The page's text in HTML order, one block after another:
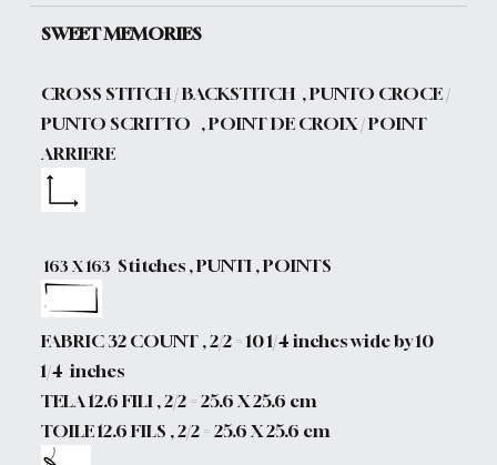
SWEET MEMORIES
CROSS STITCH / BACKSTITCH , PUNTO CROCE /
PUNTO SCRITTO , POINT DE CROIX / POINT
ARRIERE
163 X 163 Stitches , PUNTI , POINTS
FABRIC 32 COUNT , 2/2 = 10 1/4 inches wide by 10
1/4 inches
TELA 12.6 FILI , 2/2 = 25.6 X 25.6 cm
TOILE 12.6 FILS , 2/2 = 25.6 X 25.6 cm